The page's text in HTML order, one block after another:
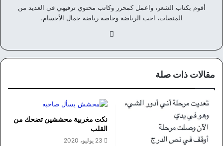
أقوم بكتاب الشعر، واعمل كمحرر وكاتب محتوي ترفيهي في العديد من
المنصات، احب الرياضة وخاصة رياضة جمال الأجسام.
وك
مقالات ذات صلة
نكت مغربية محششين تضحك من
القلب
23 يوليو، 2020